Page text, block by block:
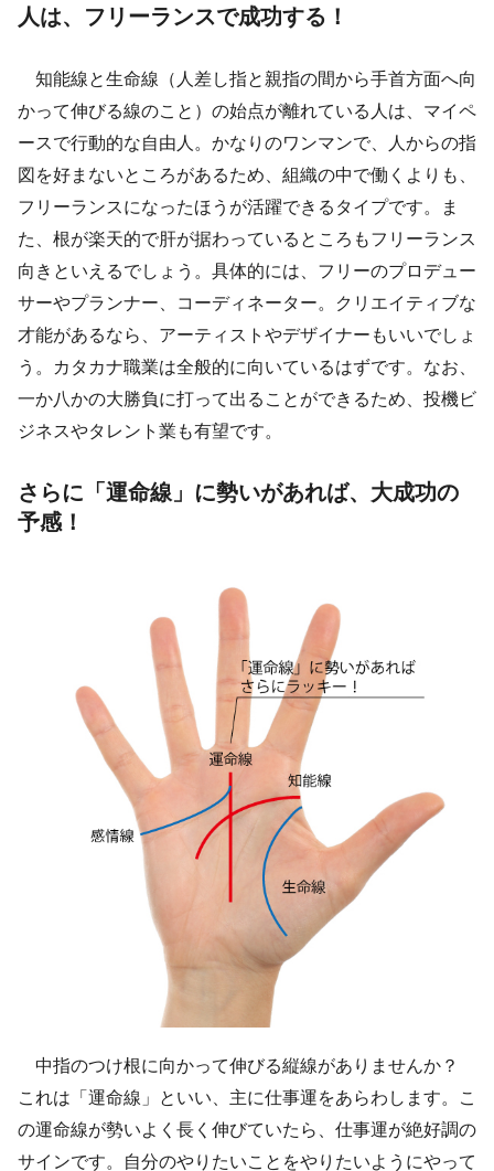
人は、フリーランスで成功する！
知能線と生命線（人差し指と親指の間から手首方面へ向
かって伸びる線のこと）の始点が離れている人は、マイペ
ースで行動的な自由人。かなりのワンマンで、人からの指
図を好まないところがあるため、組織の中で働くよりも、
フリーランスになったほうが活躍できるタイプです。ま
た、根が楽天的で肝が据わっているところもフリーランス
向きといえるでしょう。具体的には、フリーのプロデュー
サーやプランナー、コーディネーター。クリエイティブな
才能があるなら、アーティストやデザイナーもいいでしょ
う。カタカナ職業は全般的に向いているはずです。なお、
一か八かの大勝負に打って出ることができるため、投機ビ
ジネスやタレント業も有望です。
さらに「運命線」に勢いがあれば、大成功の
予感！
中指のつけ根に向かって伸びる縦線がありませんか？
これは「運命線」といい、主に仕事運をあらわします。こ
の運命線が勢いよく長く伸びていたら、仕事運が絶好調の
サインです。自分のやりたいことをやりたいようにやって